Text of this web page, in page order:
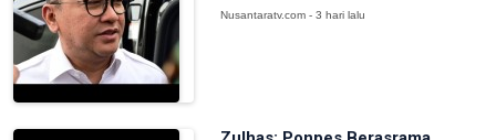
Nusantaratv.com - 3 hari lalu